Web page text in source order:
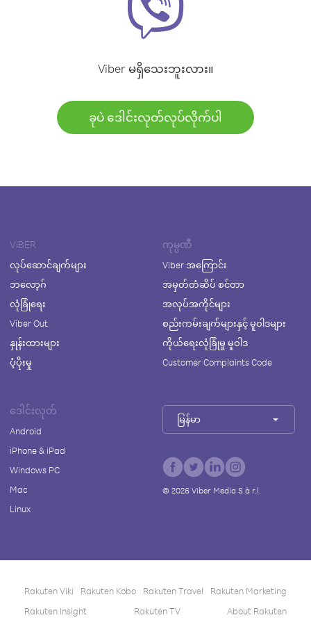
Viber မရှိသေးဘူးလား။
ခုပဲ ဒေါင်းလုတ်လုပ်လိုက်ပါ
VIBER
လုပ်ဆောင်ချက်များ
ဘလော့ဂ်
လုံခြုံရေး
Viber Out
နှုန်းထားများ
ပံ့ပိုးမှု
ကုမ္ပဏီ
Viber အကြောင်း
အမှတ်တံဆိပ် စင်တာ
အလုပ်အကိုင်များ
စည်းကမ်းချက်များနှင့် မူဝါဒများ
ကိုယ်ရေးလုံခြုံမှု မူဝါဒ
Customer Complaints Code
ဒေါင်းလုတ်
Android
iPhone & iPad
Windows PC
Mac
Linux
မြန်မာ
© 2026Viber Media S.à r.l.
Rakuten Viki Rakuten Kobo Rakuten Travel
Rakuten Marketing
Rakuten Insight
Rakuten TV About Rakuten